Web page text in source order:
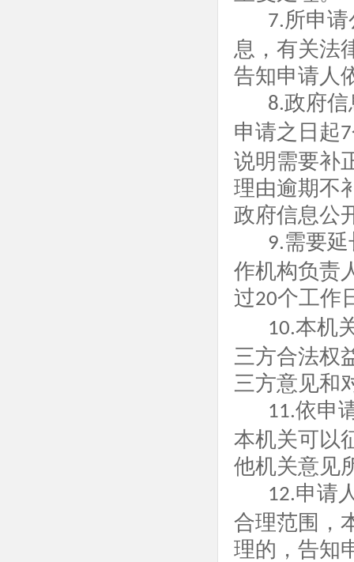
7.所申
息，有关法
告知申请人
8.政府
申请之日起7
说明需要补
理由逾期不
政府信息公
9.需要
作机构负责
过20个工作
10.本机
三方合法权
三方意见和
11.依申
本机关可以
他机关意见
12.申请
合理范围，
理的，告知